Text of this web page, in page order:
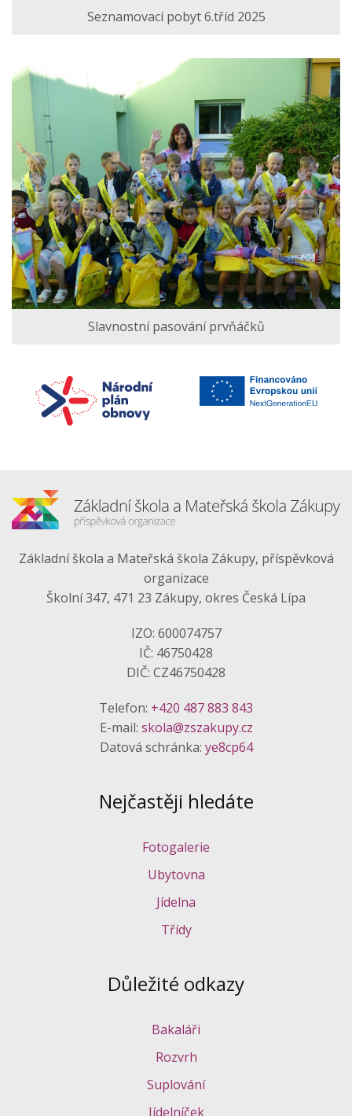
Seznamovací pobyt 6.tříd 2025
Slavnostní pasování prvňáčků
Základní škola a Mateřská škola Zákupy, příspěvková
organizace
Školní 347, 471 23 Zákupy, okres Česká Lípa
IZO: 600074757
IČ: 46750428
DIČ: CZ46750428
Telefon: +420 487 883 843
E-mail: skola@zszakupy.cz
Datová schránka: ye8cp64
Nejčastěji hledáte
Fotogalerie
Ubytovna
Jídelna
Třídy
Důležité odkazy
Bakaláři
Rozvrh
Suplování
Jídelníček